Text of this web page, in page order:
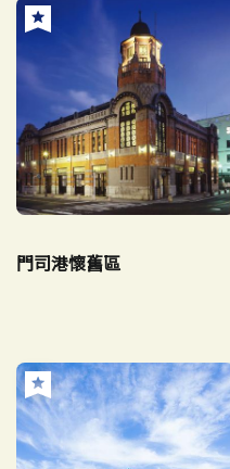
門司港懷舊區